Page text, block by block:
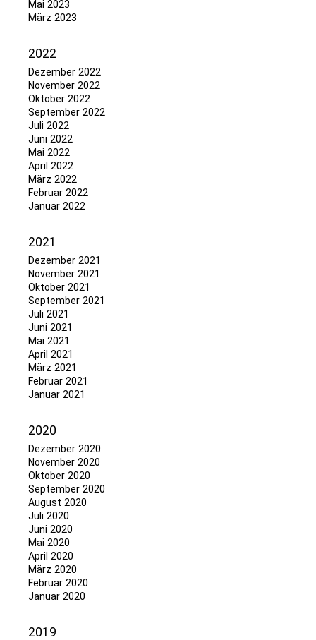
Mai 2023
März 2023
2022
Dezember 2022
November 2022
Oktober 2022
September 2022
Juli 2022
Juni 2022
Mai 2022
April 2022
März 2022
Februar 2022
Januar 2022
2021
Dezember 2021
November 2021
Oktober 2021
September 2021
Juli 2021
Juni 2021
Mai 2021
April 2021
März 2021
Februar 2021
Januar 2021
2020
Dezember 2020
November 2020
Oktober 2020
September 2020
August 2020
Juli 2020
Juni 2020
Mai 2020
April 2020
März 2020
Februar 2020
Januar 2020
2019